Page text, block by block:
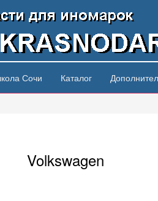
Сочи Каталог
Volkswagen